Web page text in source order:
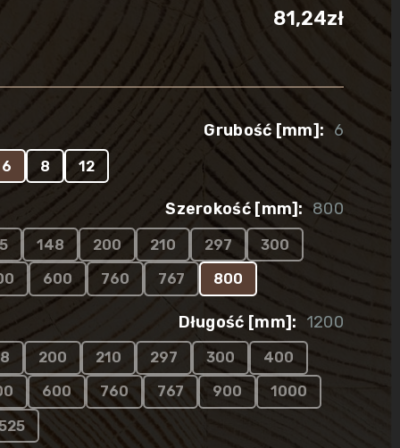
81,24zł
Grubość [mm]: 6
6 8 12
Szerokość [mm]: 800
148 200 210 297 300
600 760 767 800
Długość [mm]: 1200
200 210 297 300 400
600 760 767 900 1000